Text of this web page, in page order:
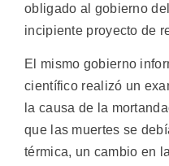
obligado al gobierno
incipiente proyecto de
El mismo gobierno
científico realizó un
la causa de la
que las muertes se
térmica, un cambio en